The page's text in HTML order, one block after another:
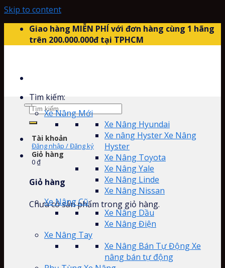
Skip to content
Giao hàng MIỄN PHÍ với đơn hàng cùng 1 hãng
trên 200.000.000đ tại TPHCM
Tìm kiếm:
Tài khoản
Đăng nhập / Đăng ký
Giỏ hàng
0₫
Giỏ hàng
Chưa có sản phẩm trong giỏ hàng.
Xe Nâng Mới
Xe Nâng Hyundai
Xe nâng Hyster Xe Nâng
Hyster
Xe Nâng Toyota
Xe Nâng Yale
Xe Nâng Linde
Xe Nâng Nissan
Xe Nâng Cũ
Xe Nâng Dầu
Xe Nâng Điện
Xe Nâng Tay
Xe Nâng Bán Tự Động Xe
nâng bán tự động